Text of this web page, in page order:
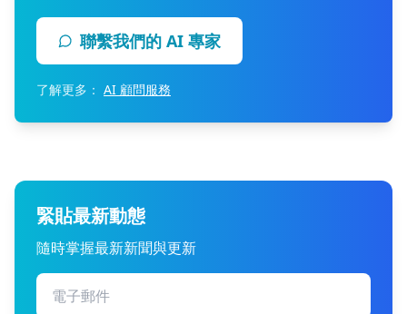
聯繫我們的 AI 專家
了解更多： AI 顧問服務
緊貼最新動態
隨時掌握最新新聞與更新